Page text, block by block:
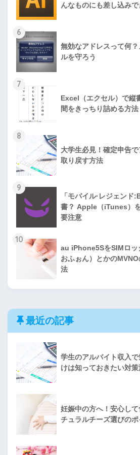
んなものにも差し込みで
6
無効なアドレスって何
ルを守ろう
7
Excel（エクセル）で縦
間をきっちり詰める方法
8
大学生必見！確定申告
取り戻す方法
9
「モバイル·レジェン
書？ Apple（iTunes）
要注意
10
au iPhone5SをSIMロ
おふぉん）とかの
法
最近の記事
学生のアルバイト収入
けは知っておきたい対策
妊娠中の方へ！安心し
チュラルチーズ選びのポ